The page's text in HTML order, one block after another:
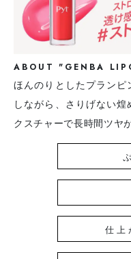
ABOUT "GENBA
ほんのりとしたプラン
しながら、さりげない
クスチャーで長時間ツヤ
仕上